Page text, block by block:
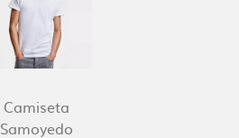
Camiseta
Samoyedo